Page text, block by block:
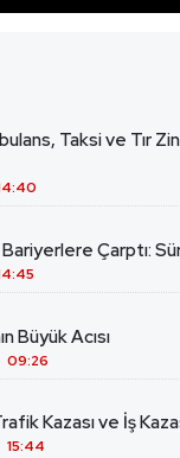
Taksi ve Tır
Çarptı:
Büyük Acısı
09:26
Kazası ve İş
15:44